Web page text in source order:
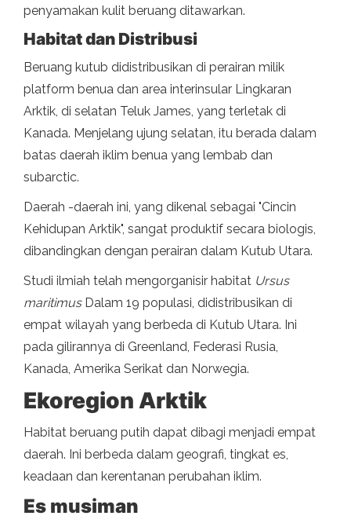
penyamakan kulit beruang ditawarkan.
Habitat dan Distribusi
Beruang kutub didistribusikan di perairan milik
platform benua dan area interinsular Lingkaran
Arktik, di selatan Teluk James, yang terletak di
Kanada. Menjelang ujung selatan, itu berada dalam
batas daerah iklim benua yang lembab dan
subarctic.
Daerah -daerah ini, yang dikenal sebagai "Cincin
Kehidupan Arktik", sangat produktif secara biologis,
dibandingkan dengan perairan dalam Kutub Utara.
Studi ilmiah telah mengorganisir habitat Ursus
maritimusDalam 19 populasi, didistribusikan di
empat wilayah yang berbeda di Kutub Utara. Ini
pada gilirannya di Greenland, Federasi Rusia,
Kanada, Amerika Serikat dan Norwegia.
Ekoregion Arktik
Habitat beruang putih dapat dibagi menjadi empat
daerah. Ini berbeda dalam geografi, tingkat es,
keadaan dan kerentanan perubahan iklim.
Es musiman